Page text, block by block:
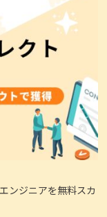
ンジニアを無料スカ